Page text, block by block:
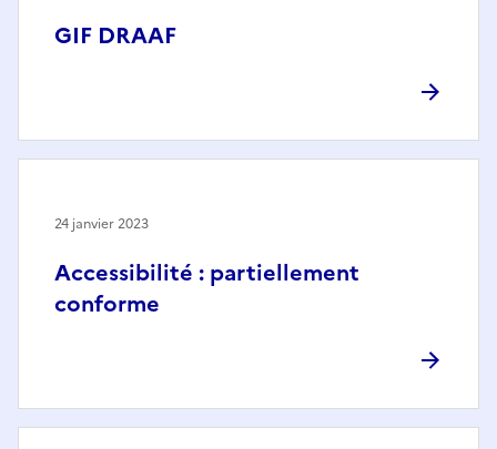
GIF DRAAF
Accessibilité : partiellement
conforme
24 janvier 2023